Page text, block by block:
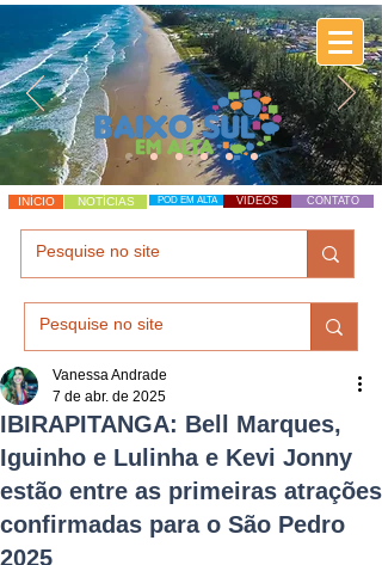
INÍCIO NOTÍCIAS POD EM ALTA VÍDEOS CONTATO
IBIRAPITANGA: Bell Marques,
Iguinho e Lulinha e Kevi Jonny
estão entre as primeiras atrações
confirmadas para o São Pedro
2025
Vanessa Andrade
7 de abr. de 2025